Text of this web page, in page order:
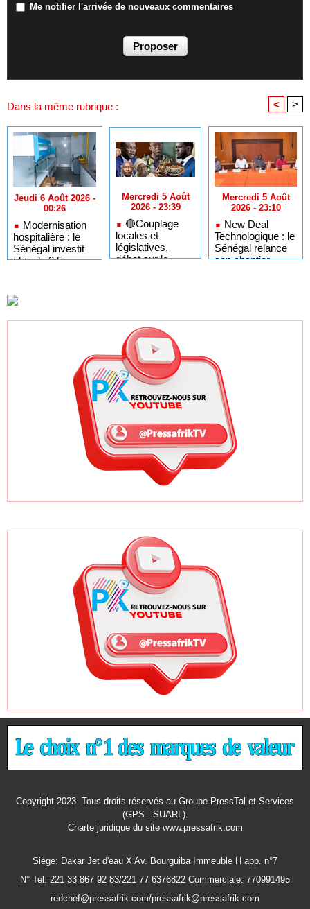
Me notifier l'arrivée de nouveaux commentaires
Dans la même rubrique : < >
Jeudi 6 Août 2026 -
00:26
Modernisation
hospitalière : le
Sénégal investit
plus de 2,5
et la maintenance
biomédicale
Mercredi 5 Août
2026 - 23:39
🔴Couplage
locales et
législatives,
débat sur le
Diomaye
Mercredi 5 Août
2026 - 23:10
New Deal
Technologique : le
Sénégal relance
son chantier
Copyright 2023. Tous droits réservés au Groupe PressTal et Services
(GPS - SUARL).
Charte juridiquedu site www.pressafrik.com
Siége: Dakar Jet d'eau X Av. Bourguiba Immeuble H app. n°7
N° Tel: 221 33 867 92 83/221 77 6376822 Commerciale: 770991495
redchef@pressafrik.com/pressafrik@pressafrik.com